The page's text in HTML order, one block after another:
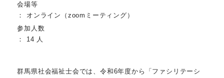
会場等
： オンライン（zoomミーティング）
参加人数
： 14 人
群馬県社会福祉士会では、令和6年度から「ファシリテーシ